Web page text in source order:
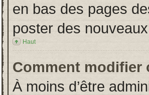
en bas des pages
poster des
Haut
Comment modifier
À moins d’être